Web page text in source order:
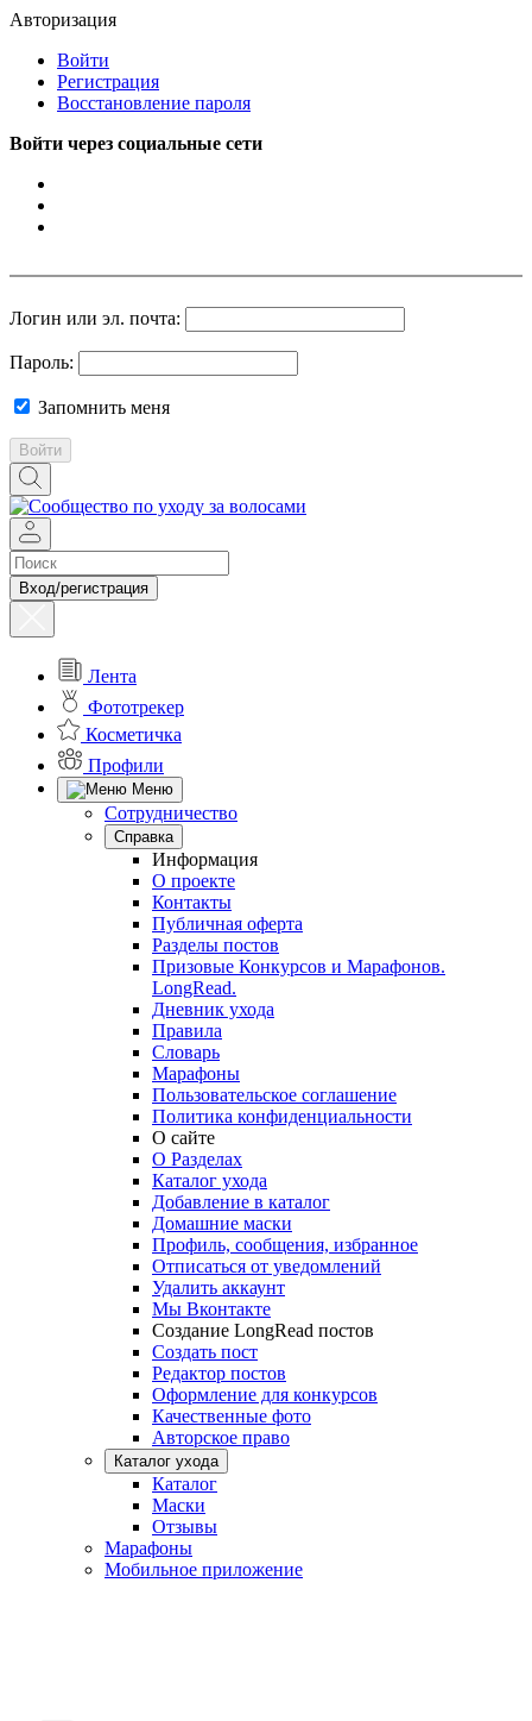
Авторизация
Войти
Регистрация
Восстановление пароля
Войти через социальные сети
Логин или эл. почта:
Пароль:
Запомнить меня
Войти
Вход/регистрация
Лента
Фототрекер
Косметичка
Профили
Меню
Сотрудничество
Справка
Информация
О проекте
Контакты
Публичная оферта
Разделы постов
Призовые Конкурсов и Марафонов.
LongRead.
Дневник ухода
Правила
Словарь
Марафоны
Пользовательское соглашение
Политика конфиденциальности
О сайте
О Разделах
Каталог ухода
Добавление в каталог
Домашние маски
Профиль, сообщения, избранное
Отписаться от уведомлений
Удалить аккаунт
Мы Вконтакте
Создание LongRead постов
Создать пост
Редактор постов
Оформление для конкурсов
Качественные фото
Авторское право
Каталог ухода
Каталог
Маски
Отзывы
Марафоны
Мобильное приложение